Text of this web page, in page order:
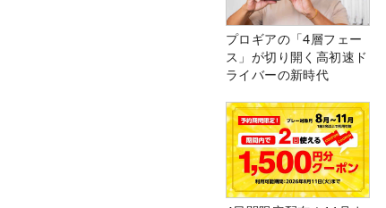
プロギアの「4層フェー
ス」が切り開く高初速ド
ライバーの新時代